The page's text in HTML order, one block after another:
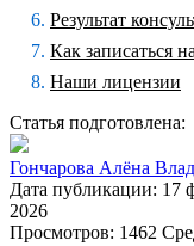
Результат
Как записаться
Наши лицензии
Статья подготовлена:
Гончарова Алёна
Дата публикации: 17
2026
Просмотров: 1462